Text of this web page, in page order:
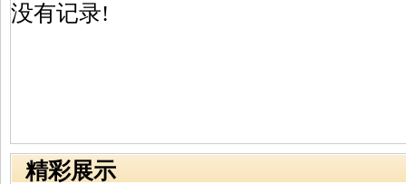
没有记录!
精彩展示